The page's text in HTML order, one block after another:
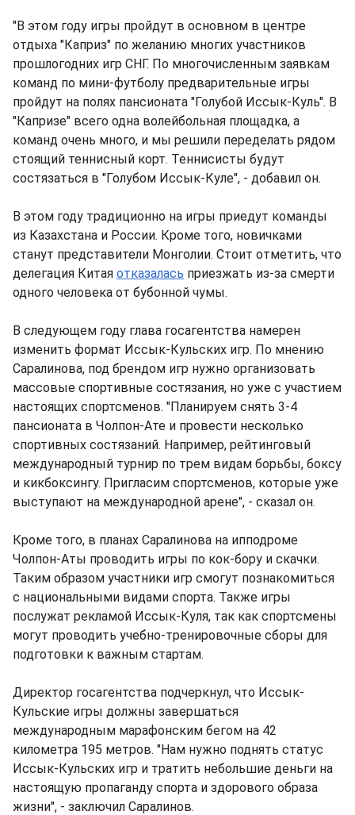
"В этом году игры пройдут в основном в центре
отдыха "Каприз" по желанию многих участников
прошлогодних игр СНГ. По многочисленным заявкам
команд по мини-футболу предварительные игры
пройдут на полях пансионата "Голубой Иссык-Куль". В
"Капризе" всего одна волейбольная площадка, а
команд очень много, и мы решили переделать рядом
стоящий теннисный корт. Теннисисты будут
состязаться в "Голубом Иссык-Куле", - добавил он.
В этом году традиционно на игры приедут команды
из Казахстана и России. Кроме того, новичками
станут представители Монголии. Стоит отметить, что
делегация Китая отказалась приезжать из-за смерти
одного человека от бубонной чумы.
В следующем году глава госагентства намерен
изменить формат Иссык-Кульских игр. По мнению
Саралинова, под брендом игр нужно организовать
массовые спортивные состязания, но уже с участием
настоящих спортсменов. "Планируем снять 3-4
пансионата в Чолпон-Ате и провести несколько
спортивных состязаний. Например, рейтинговый
международный турнир по трем видам борьбы, боксу
и кикбоксингу. Пригласим спортсменов, которые уже
выступают на международной арене", - сказал он.
Кроме того, в планах Саралинова на ипподроме
Чолпон-Аты проводить игры по кок-бору и скачки.
Таким образом участники игр смогут познакомиться
с национальными видами спорта. Также игры
послужат рекламой Иссык-Куля, так как спортсмены
могут проводить учебно-тренировочные сборы для
подготовки к важным стартам.
Директор госагентства подчеркнул, что Иссык-
Кульские игры должны завершаться
международным марафонским бегом на 42
километра 195 метров. "Нам нужно поднять статус
Иссык-Кульских игр и тратить небольшие деньги на
настоящую пропаганду спорта и здорового образа
жизни", - заключил Саралинов.